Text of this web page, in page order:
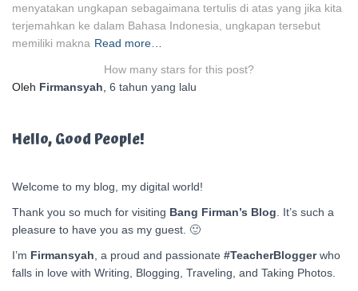
menyatakan ungkapan sebagaimana tertulis di atas yang jika kita
terjemahkan ke dalam Bahasa Indonesia, ungkapan tersebut
memiliki makna Read more…
How many stars for this post?
Oleh Firmansyah 6 tahun yang lalu
Hello, Good People!
Welcome to my blog, my digital world!
Thank you so much for visiting Bang Firman’s Blog . It’s such a
pleasure to have you as my guest. 🙂
I’m Firmansyah , a proud and passionate #TeacherBloggerwho
falls in love with Writing, Blogging, Traveling, and Taking Photos.